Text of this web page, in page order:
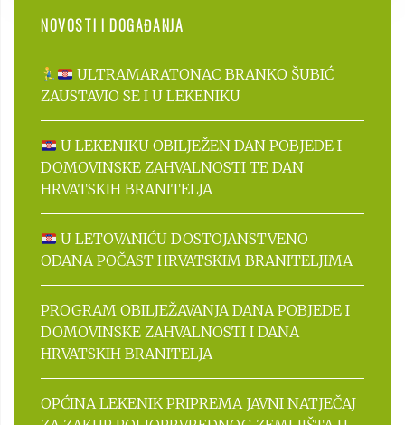
NOVOSTI I DOGAĐANJA
ULTRAMARATONAC BRANKO ŠUBIĆ
ZAUSTAVIO SE I U LEKENIKU
U LEKENIKU OBILJEŽEN DAN POBJEDE I
DOMOVINSKE ZAHVALNOSTI TE DAN
HRVATSKIH BRANITELJA
U LETOVANIĆU DOSTOJANSTVENO
ODANA POČAST HRVATSKIM BRANITELJIMA
PROGRAM OBILJEŽAVANJA DANA POBJEDE I
DOMOVINSKE ZAHVALNOSTI I DANA
HRVATSKIH BRANITELJA
OPĆINA LEKENIK PRIPREMA JAVNI NATJEČAJ